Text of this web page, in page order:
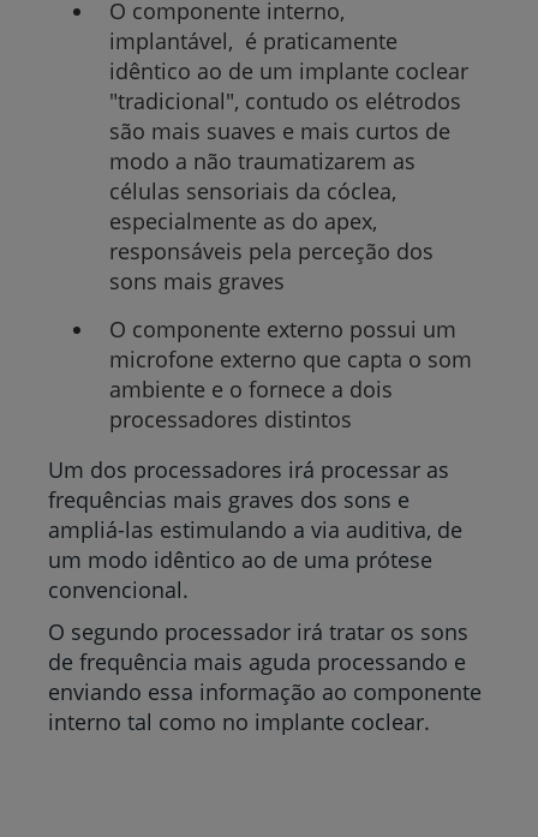
O componente interno,
implantável, é praticamente
idêntico ao de um implante coclear
"tradicional", contudo os elétrodos
são mais suaves e mais curtos de
modo a não traumatizarem as
células sensoriais da cóclea,
especialmente as do apex,
responsáveis pela perceção dos
sons mais graves
O componente externo possui um
microfone externo que capta o som
ambiente e o fornece a dois
processadores distintos
Um dos processadores irá processar as
frequências mais graves dos sons e
ampliá-las estimulando a via auditiva, de
um modo idêntico ao de uma prótese
convencional.
O segundo processador irá tratar os sons
de frequência mais aguda processando e
enviando essa informação ao componente
interno tal como no implante coclear.